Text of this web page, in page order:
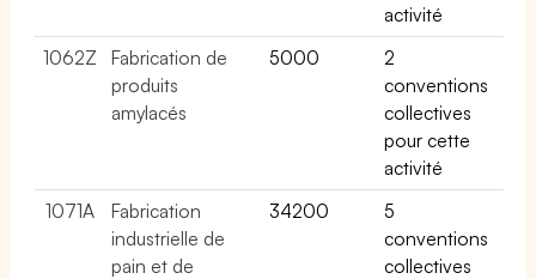
activité
1062Z
Fabrication de
produits
amylacés
5000
2
conventions
collectives
pour cette
activité
1071A
Fabrication
industrielle de
pain et de
34200
5
conventions
collectives